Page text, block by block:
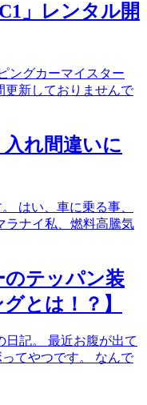
」レンタル開
ングカーマイスター
更新しておりませんで
れ間違いに
はい、車に乗る事、
ラナイ私、燃料高騰気
のテッパン装
とは！？】
日記。 最近お腹が出て
てやつです。 なんで